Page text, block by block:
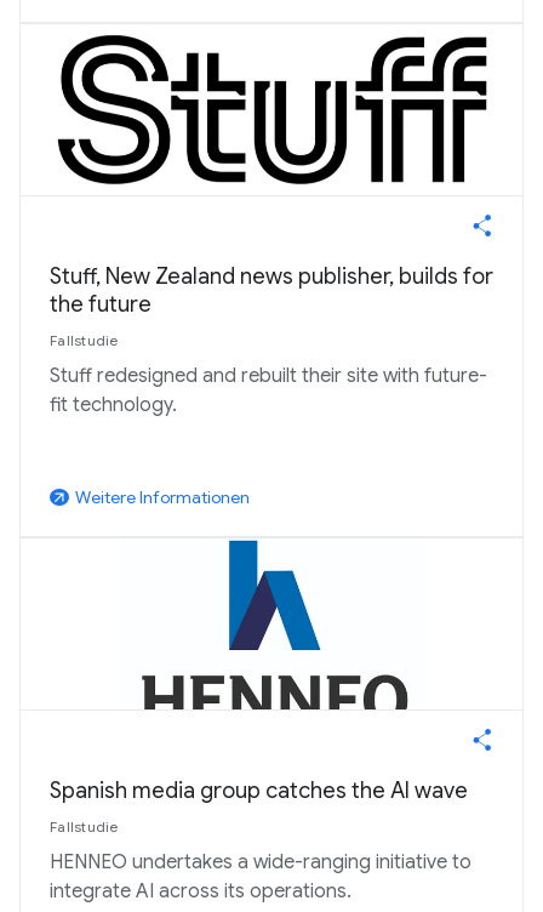
Stuff, New Zealand news publisher, builds for
the future
Fallstudie
Stuff redesigned and rebuilt their site with future-
fit technology.
arrow_outward Weitere Informationen
Spanish media group catches the AI wave
Fallstudie
HENNEO undertakes a wide-ranging initiative to
integrate AI across its operations.